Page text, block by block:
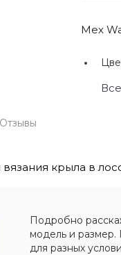
Мех
Отзывы
крыла в
Подробно
модель и размер.
для разных